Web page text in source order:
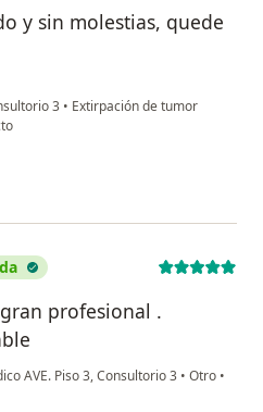
y sin molestias, quede
3 • Extirpación de tumor
profesional .
AVE. Piso 3, Consultorio 3 • Otro •